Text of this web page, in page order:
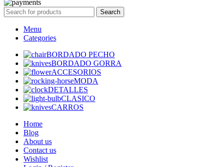
Search
Menu
Categories
BORDADO PECHO
BORDADO GORRA
ACCESORIOS
MODA
DETALLES
CLASICO
CARROS
Home
Blog
About us
Contact us
Wishlist